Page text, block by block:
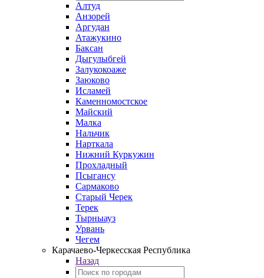
Алтуд
Анзорей
Аргудан
Атажукино
Баксан
Дыгулыбгей
Залукокоаже
Заюково
Исламей
Каменномостское
Майский
Малка
Нальчик
Нарткала
Нижний Куркужин
Прохладный
Псыгансу
Сармаково
Старый Черек
Терек
Тырныауз
Урвань
Чегем
Карачаево-Черкесская Республика
Назад